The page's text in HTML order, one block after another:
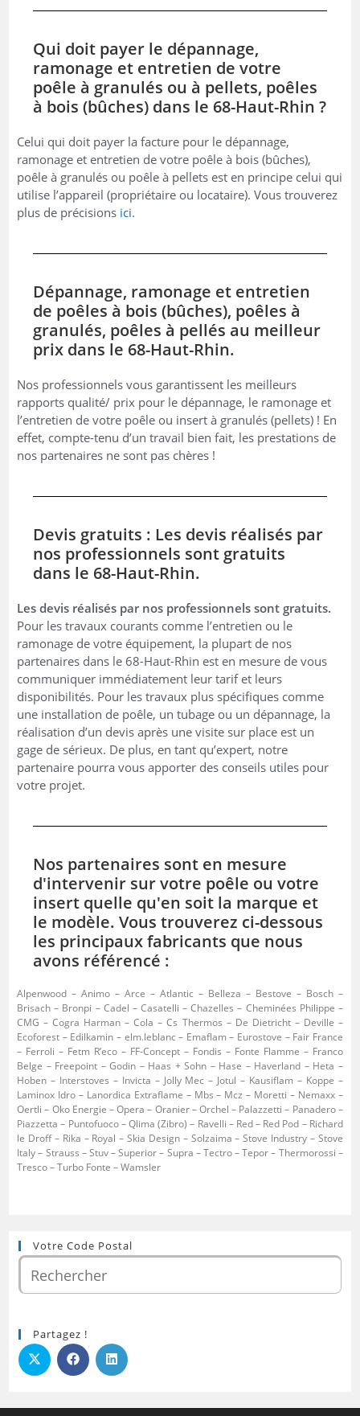
Qui doit payer le dépannage,
ramonage et entretien de votre
poêle à granulés ou à pellets, poêles
à bois (bûches) dans le 68-Haut-Rhin ?
Celui qui doit payer la facture pour le dépannage,
ramonage et entretien de votre poêle à bois (bûches),
poêle à granulés ou poêle à pellets est en principe celui qui
utilise l’appareil (propriétaire ou locataire). Vous trouverez
plus de précisions ici.
Dépannage, ramonage et entretien
de poêles à bois (bûches), poêles à
granulés, poêles à pellés au meilleur
prix dans le 68-Haut-Rhin.
Nos professionnels vous garantissent les meilleurs
rapports qualité/ prix pour le dépannage, le ramonage et
l’entretien de votre poêle ou insert à granulés (pellets) ! En
effet, compte-tenu d’un travail bien fait, les prestations de
nos partenaires ne sont pas chères !
Devis gratuits : Les devis réalisés par
nos professionnels sont gratuits
dans le 68-Haut-Rhin.
Les devis réalisés par nos professionnels sont gratuits.
Pour les travaux courants comme l’entretien ou le
ramonage de votre équipement, la plupart de nos
partenaires dans le 68-Haut-Rhin est en mesure de vous
communiquer immédiatement leur tarif et leurs
disponibilités. Pour les travaux plus spécifiques comme
une installation de poêle, un tubage ou un dépannage, la
réalisation d’un devis après une visite sur place est un
gage de sérieux. De plus, en tant qu’expert, notre
partenaire pourra vous apporter des conseils utiles pour
votre projet.
Nos partenaires sont en mesure
d'intervenir sur votre poêle ou votre
insert quelle qu'en soit la marque et
le modèle. Vous trouverez ci-dessous
les principaux fabricants que nous
avons référencé :
Alpenwood – Animo – Arce – Atlantic – Belleza – Bestove – Bosch –
Brisach – Bronpi – Cadel – Casatelli – Chazelles – Cheminées Philippe –
CMG – Cogra Harman – Cola – Cs Thermos – De Dietricht – Deville –
Ecoforest – Edilkamin – elm.leblanc – Emaflam – Eurostove – Fair France
– Ferroli – Fetm R’eco – FF-Concept – Fondis – Fonte Flamme – Franco
Belge – Freepoint – Godin – Haas + Sohn – Hase – Haverland – Heta –
Hoben – Interstoves – Invicta – Jolly Mec – Jotul – Kausiflam – Koppe –
Laminox Idro – Lanordica Extraflame – Mbs – Mcz – Moretti – Nemaxx –
Oertli – Oko Energie – Opera – Oranier – Orchel – Palazzetti – Panadero –
Piazzetta – Puntofuoco – Qlima (Zibro) – Ravelli – Red – Red Pod – Richard
le Droff – Rika – Royal – Skia Design – Solzaima – Stove Industry – Stove
Italy – Strauss – Stuv – Superior – Supra – Tectro – Tepor – Thermorossi –
Tresco – Turbo Fonte – Wamsler
Votre Code Postal
Partagez !